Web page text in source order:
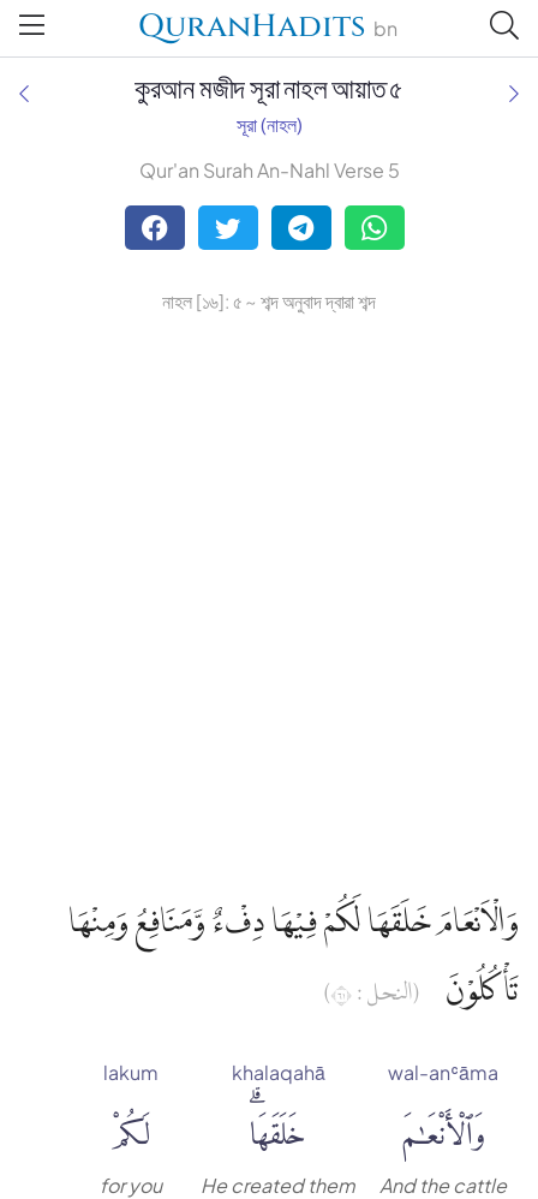
QuranHadits bn
Tafsir Ahsanul Bayaan
Tafsir Abu Bakr Zakaria
Tafsir Bayaan Foundation
কুরআন মজীদ সূরা নাহল আয়াত ৫
সূরা (নাহল)
Qur'an Surah An-Nahl Verse 5
নাহল [১৬]: ৫ ~ শব্দ অনুবাদ দ্বারা শব্দ
وَالْاَنْعَامَ خَلَقَهَا لَكُمْ فِيْهَا دِفْءٌ وَّمَنَافِعُ وَمِنْهَا
تَأْكُلُوْنَ
(النحل : ١٦)
wal-anʿāma
وَٱلْأَنْعَٰمَ
And the cattle
khalaqahā
خَلَقَهَاۗ
He created them
lakum
لَكُمْ
for you